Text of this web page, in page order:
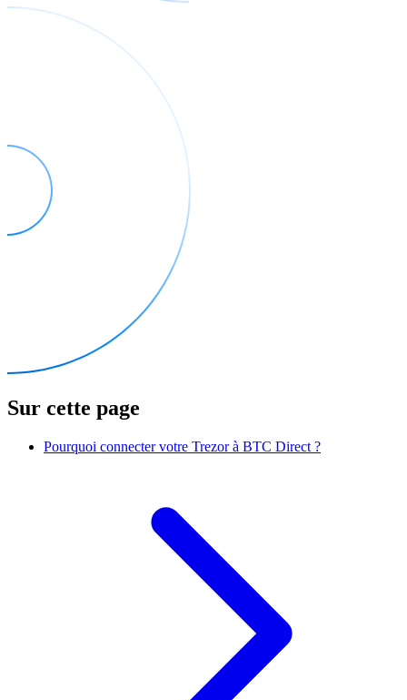
Sur cette page
Pourquoi connecter votre Trezor à BTC Direct ?